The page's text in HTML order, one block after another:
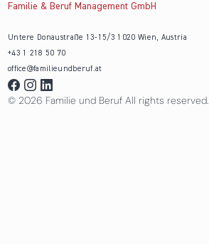
Familie & Beruf Management GmbH
Untere Donaustraße 13-15/3 1020 Wien, Austria
+43 1 218 50 70
office@familieundberuf.at
© 2026 Familie und Beruf All rights reserved.